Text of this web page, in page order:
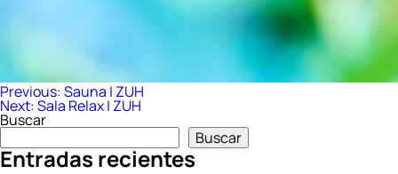
Navegación
de
entradas
Previous:Sauna | ZUH
Next:Sala Relax | ZUH
Buscar
Buscar
Entradas recientes